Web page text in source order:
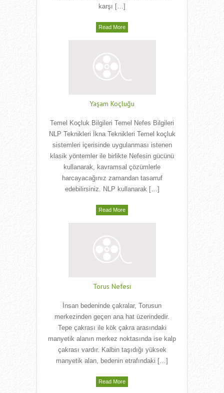
karşı […]
Read More
Yaşam Koçluğu
Temel Koçluk Bilgileri Temel Nefes Bilgileri
NLP Teknikleri İkna Teknikleri Temel koçluk
sistemleri içerisinde uygulanması istenen
klasik yöntemler ile birlikte Nefesin gücünü
kullanarak, kavramsal çözümlerle
harcayacağınız zamandan tasarruf
edebilirsiniz. NLP kullanarak […]
Read More
Torus Nefesi
İnsan bedeninde çakralar, Torusun
merkezinden geçen ana hat üzerindedir.
Tepe çakrası ile kök çakra arasındaki
manyetik alanın merkez noktasında ise kalp
çakrası vardır. Kalbin taşıdığı yüksek
manyetik alan, bedenin etrafındaki […]
Read More